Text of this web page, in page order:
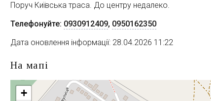
Поруч Київська траса. До центру недалеко.
Телефонуйте: 0930912409, 0950162350
Дата оновлення інформації: 28.04.2026 11:22
На мапі
+